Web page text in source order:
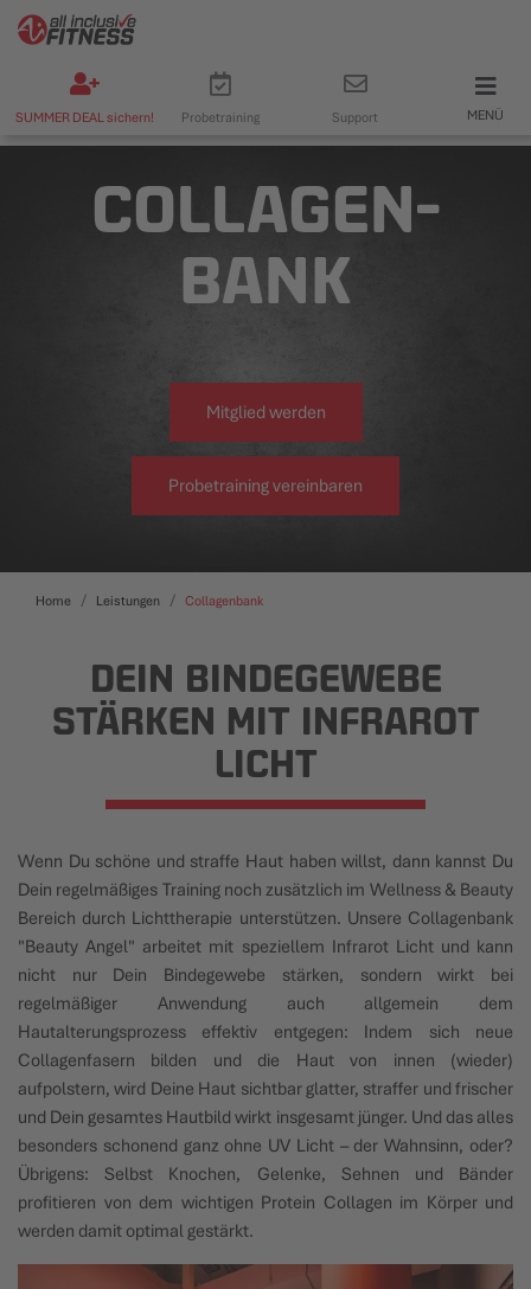
SUMMER DEAL sichern! Probetraining Support MENÜ
COLLAGEN-
BANK
Mitglied werden
Probetraining vereinbaren
Home Leistungen Collagenbank
DEIN BINDEGEWEBE
STÄRKEN MIT INFRAROT
LICHT
Wenn Du schöne und straffe Haut haben willst, dann kannst Du
Dein regelmäßiges Training noch zusätzlich im Wellness & Beauty
Bereich durch Lichttherapie unterstützen. Unsere Collagenbank
"Beauty Angel" arbeitet mit speziellem Infrarot Licht und kann
nicht nur Dein Bindegewebe stärken, sondern wirkt bei
regelmäßiger Anwendung auch allgemein dem
Hautalterungsprozess effektiv entgegen: Indem sich neue
Collagenfasern bilden und die Haut von innen (wieder)
aufpolstern, wird Deine Haut sichtbar glatter, straffer und frischer
und Dein gesamtes Hautbild wirkt insgesamt jünger. Und das alles
besonders schonend ganz ohne UV Licht – der Wahnsinn, oder?
Übrigens: Selbst Knochen, Gelenke, Sehnen und Bänder
profitieren von dem wichtigen Protein Collagen im Körper und
werden damit optimal gestärkt.